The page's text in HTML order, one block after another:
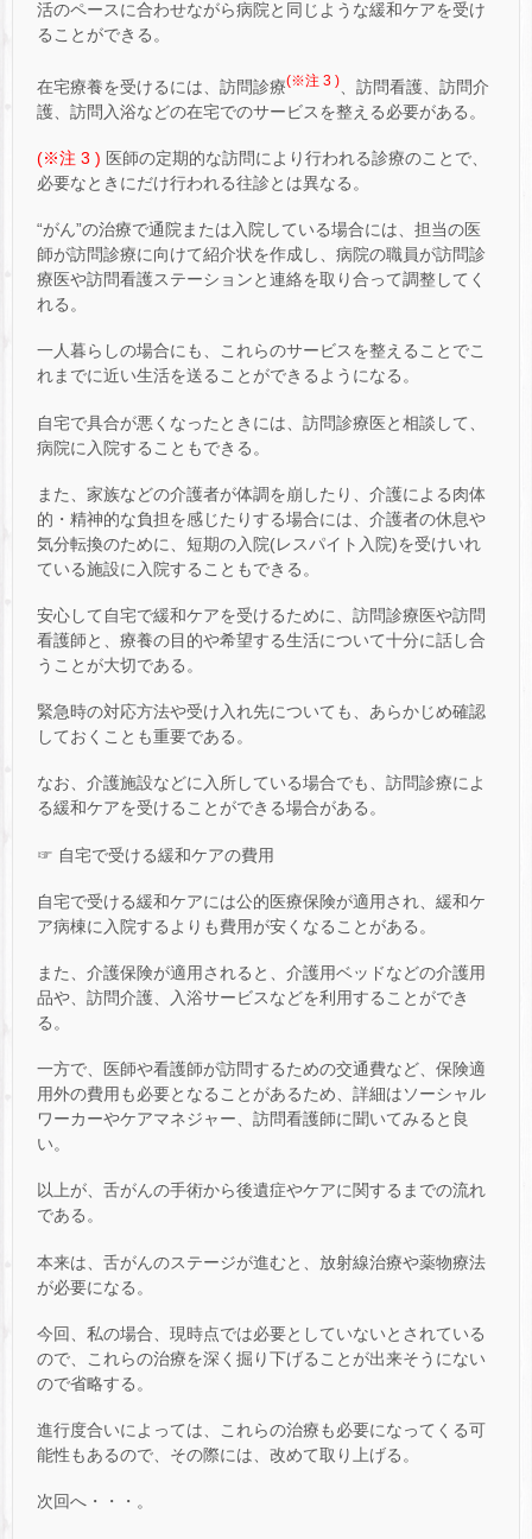
活のペースに合わせながら病院と同じような緩和ケアを受け
ることができる。
在宅療養を受けるには、訪問診療(※注 3 ) 、訪問看護、訪問介
護、訪問入浴などの在宅でのサービスを整える必要がある。
(※注 3 ) 医師の定期的な訪問により行われる診療のことで、
必要なときにだけ行われる往診とは異なる。
“がん”の治療で通院または入院している場合には、担当の医
師が訪問診療に向けて紹介状を作成し、病院の職員が訪問診
療医や訪問看護ステーションと連絡を取り合って調整してく
れる。
一人暮らしの場合にも、これらのサービスを整えることでこ
れまでに近い生活を送ることができるようになる。
自宅で具合が悪くなったときには、訪問診療医と相談して、
病院に入院することもできる。
また、家族などの介護者が体調を崩したり、介護による肉体
的・精神的な負担を感じたりする場合には、介護者の休息や
気分転換のために、短期の入院(レスパイト入院)を受けいれ
ている施設に入院することもできる。
安心して自宅で緩和ケアを受けるために、訪問診療医や訪問
看護師と、療養の目的や希望する生活について十分に話し合
うことが大切である。
緊急時の対応方法や受け入れ先についても、あらかじめ確認
しておくことも重要である。
なお、介護施設などに入所している場合でも、訪問診療によ
る緩和ケアを受けることができる場合がある。
☞ 自宅で受ける緩和ケアの費用
自宅で受ける緩和ケアには公的医療保険が適用され、緩和ケ
ア病棟に入院するよりも費用が安くなることがある。
また、介護保険が適用されると、介護用ベッドなどの介護用
品や、訪問介護、入浴サービスなどを利用することができ
る。
一方で、医師や看護師が訪問するための交通費など、保険適
用外の費用も必要となることがあるため、詳細はソーシャル
ワーカーやケアマネジャー、訪問看護師に聞いてみると良
い。
以上が、舌がんの手術から後遺症やケアに関するまでの流れ
である。
本来は、舌がんのステージが進むと、放射線治療や薬物療法
が必要になる。
今回、私の場合、現時点では必要としていないとされている
ので、これらの治療を深く掘り下げることが出来そうにない
ので省略する。
進行度合いによっては、これらの治療も必要になってくる可
能性もあるので、その際には、改めて取り上げる。
次回へ・・・。